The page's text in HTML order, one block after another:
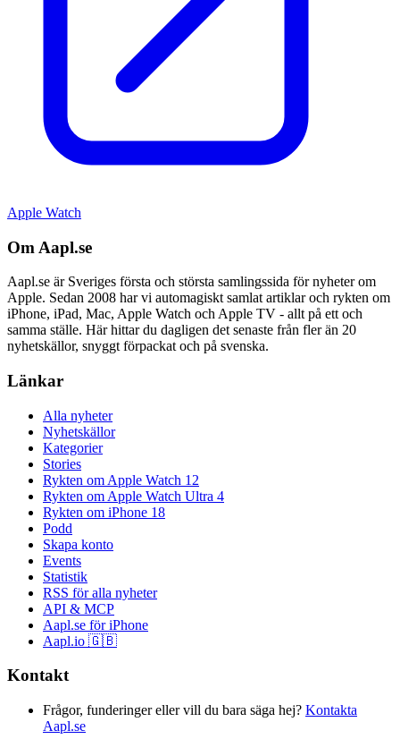
Apple Watch
Om Aapl.se
Aapl.se är Sveriges första och största samlingssida för nyheter om
Apple. Sedan 2008 har vi automagiskt samlat artiklar och rykten om
iPhone, iPad, Mac, Apple Watch och Apple TV - allt på ett och
samma ställe. Här hittar du dagligen det senaste från fler än 20
nyhetskällor, snyggt förpackat och på svenska.
Länkar
Alla nyheter
Nyhetskällor
Kategorier
Stories
Rykten om Apple Watch 12
Rykten om Apple Watch Ultra 4
Rykten om iPhone 18
Podd
Skapa konto
Events
Statistik
RSS för alla nyheter
API & MCP
Aapl.se för iPhone
Aapl.io 🇬🇧
Kontakt
Frågor, funderinger eller vill du bara säga hej? Kontakta
Aapl.se